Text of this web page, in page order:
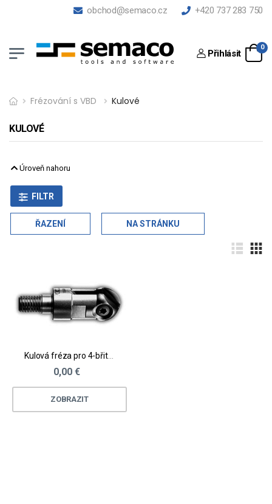
obchod@semaco.cz +420 737 283 750
Přihlásit
0
Frézování s VBD Kulové
KULOVÉ
Úroveň nahoru
FILTR
ŘAZENÍ NA STRÁNKU
Kulová fréza pro 4-břité VBD
0,00 €
ZOBRAZIT